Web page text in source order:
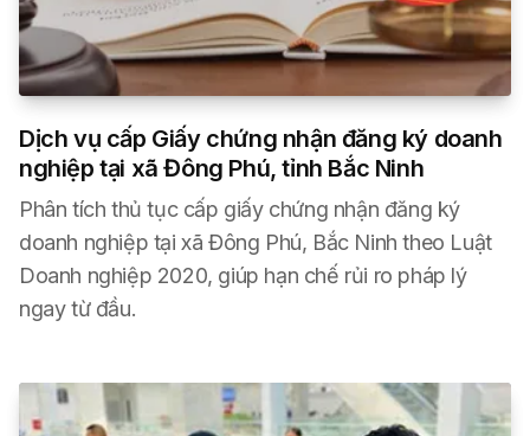
Dịch vụ cấp Giấy chứng nhận đăng ký doanh
nghiệp tại xã Đông Phú, tỉnh Bắc Ninh
Phân tích thủ tục cấp giấy chứng nhận đăng ký
doanh nghiệp tại xã Đông Phú, Bắc Ninh theo Luật
Doanh nghiệp 2020, giúp hạn chế rủi ro pháp lý
ngay từ đầu.